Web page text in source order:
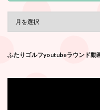
ふたりゴルフyoutubeラウンド動